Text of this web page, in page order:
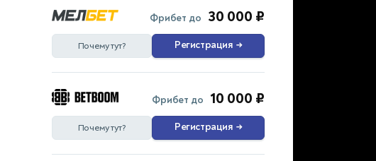
Фрибет до 30 000 ₽
Почему тут? Регистрация →
Фрибет до 10 000 ₽
Почему тут? Регистрация →